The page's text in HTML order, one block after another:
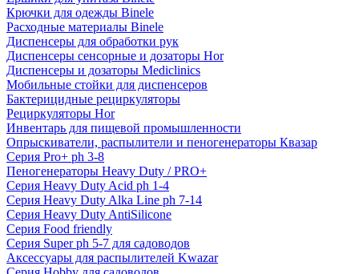
Крючки для одежды Binele
Расходные материалы Binele
Диспенсеры для обработки рук
Диспенсеры сенсорные и дозаторы Hor
Диспенсеры и дозаторы Mediclinics
Мобильные стойки для диспенсеров
Бактерицидные рециркуляторы
Рециркуляторы Hor
Инвентарь для пищевой промышленности
Опрыскиватели, распылители и пеногенераторы Квазар
Серия Pro+ ph 3-8
Пеногенераторы Heavy Duty / PRO+
Серия Heavy Duty Acid ph 1-4
Серия Heavy Duty Alka Line ph 7-14
Серия Heavy Duty AntiSilicone
Серия Food friendly
Серия Super ph 5-7 для садоводов
Аксессуары для распылителей Kwazar